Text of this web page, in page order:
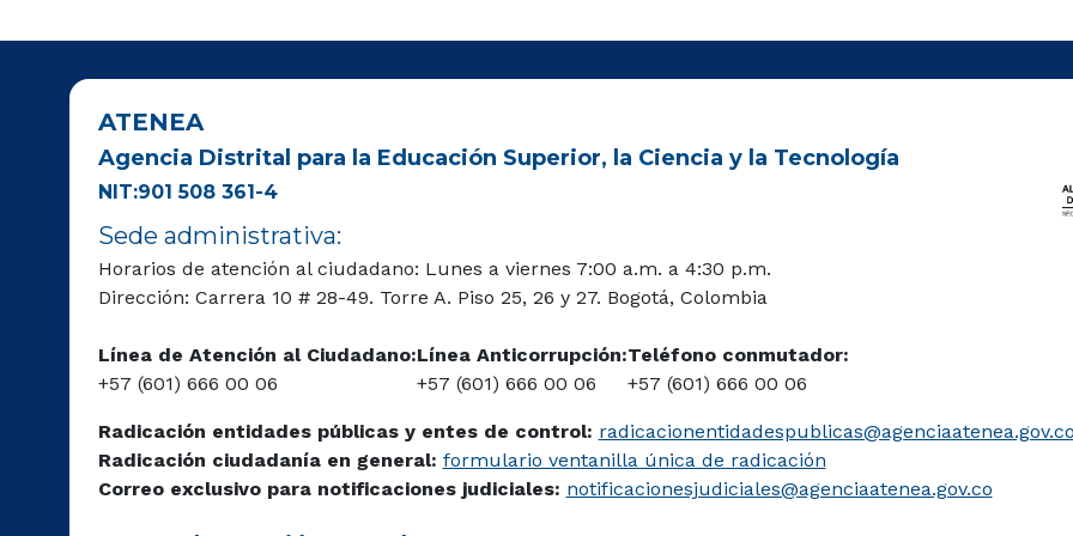
ATENEA
Agencia Distrital para la Educación Superior, la Ciencia y la Tecnología
NIT:901 508 361-4
Sede administrativa:
Horarios de atención al ciudadano: Lunes a viernes 7:00 a.m. a 4:30 p.m.
Dirección: Carrera 10 # 28-49. Torre A. Piso 25, 26 y 27. Bogotá, Colombia
Línea de Atención al Ciudadano:
+57 (601) 666 00 06
Línea Anticorrupción:
+57 (601) 666 00 06
Teléfono conmutador:
+57 (601) 666 00 06
Radicación entidades públicas y entes de control:
Radicación ciudadanía en general: formulario ventanilla única de radicación
Correo exclusivo para notificaciones judiciales: notificacionesjudiciales@agenciaatenea.gov.co